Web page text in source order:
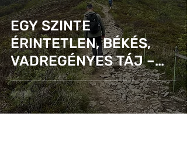
CSALÁD
GASZTRO
PROGRAM
VIDEÓ
EGY SZINTE
ÉRINTETLEN, BÉKÉS,
VADREGÉNYES TÁJ –
KÁRPÁTALJA ELCSÁBÍT